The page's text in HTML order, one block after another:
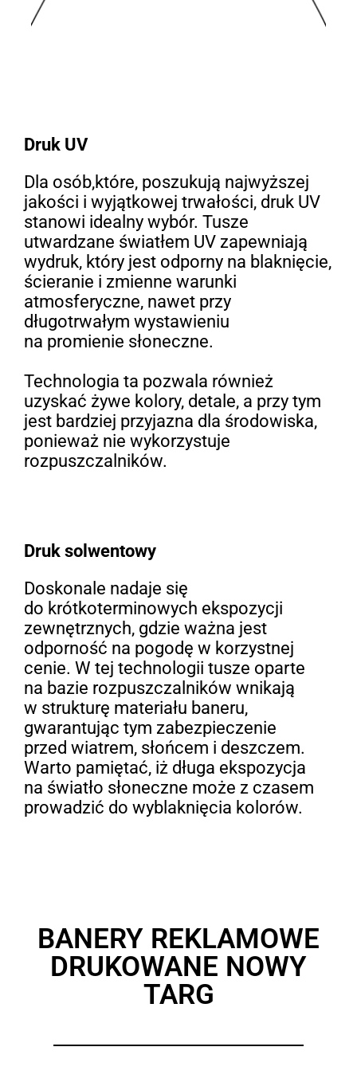
Druk solwentowy
Doskonale nadaje się
do krótkoterminowych ekspozycji
zewnętrznych, gdzie ważna jest
odporność na pogodę w korzystnej
cenie. W tej technologii tusze oparte
na bazie rozpuszczalników wnikają
w strukturę materiału baneru,
gwarantując tym zabezpieczenie
przed wiatrem, słońcem i deszczem.
Warto pamiętać, iż długa ekspozycja
na światło słoneczne może z czasem
prowadzić do wyblaknięcia kolorów.
Druk UV
Dla osób,które, poszukują najwyższej
jakości i wyjątkowej trwałości, druk UV
stanowi idealny wybór. Tusze
utwardzane światłem UV zapewniają
wydruk, który jest odporny na blaknięcie,
ścieranie i zmienne warunki
atmosferyczne, nawet przy
długotrwałym wystawieniu
na promienie słoneczne.
Technologia ta pozwala również
uzyskać żywe kolory, detale, a przy tym
jest bardziej przyjazna dla środowiska,
ponieważ nie wykorzystuje
rozpuszczalników.
BANERY REKLAMOWE
DRUKOWANE NOWY
TARG